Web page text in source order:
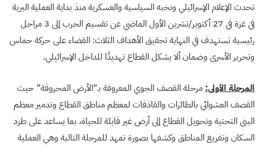
تحدث الإعلام الإسرائيلي ونخبه السياسية والعسكرية منذ بداية العملية البرية
في غزة في 27 أكتوبر/تشرين الأول الماضي عن تقسيم الحرب إلى 3 مراحل
رئيسية تستهدف في النهاية تحقيق الأهداف الثلاث: القضاء على حركة حماس
وتحرير الأسرى وضمان ألا يشكل القطاع تهديدًا للداخل الإسرائيلي.
المرحلة الأولى: مرحلة القصف الجوي المعروفة بـ”الأرض المحروقة” حيث
القصف العشوائي بالطائرات والقاذفات لمعظم مناطق القطاع وتدمير معظم
البنى التحتية وتحويل القطاع إلى أرض غير قابلة للحياة، بما يساعد على طرد
السكان وتفريغ المناطق وكشفها بصورة تمهد للمرحلة التالية وهي العملية